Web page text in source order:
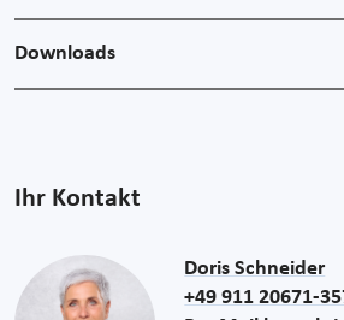
Downloads
Ihr Kontakt
Doris Schneider
+49 911 20671-